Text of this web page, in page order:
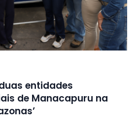
entidades
de Manacapuru na